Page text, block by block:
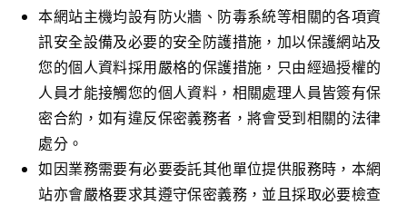
本網站主機均設有防火牆、防毒系統等相關的各項資
訊安全設備及必要的安全防護措施，加以保護網站及
您的個人資料採用嚴格的保護措施，只由經過授權的
人員才能接觸您的個人資料，相關處理人員皆簽有保
密合約，如有違反保密義務者，將會受到相關的法律
處分。
如因業務需要有必要委託其他單位提供服務時，本網
站亦會嚴格要求其遵守保密義務，並且採取必要檢查